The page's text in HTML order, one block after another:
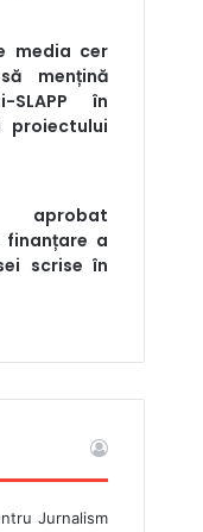
media cer
mențină
SLAPP în
aprobat
finanțare a
scrise în
Jurnalism